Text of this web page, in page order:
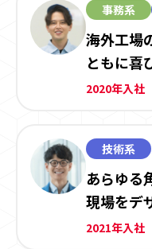
事務系
海外工場
ともに喜
2020年入社
技術系
あらゆる
現場をデ
2021年入社